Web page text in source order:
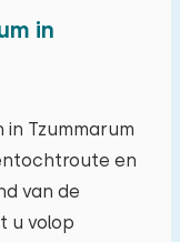
in
in Tzummarum
en
van de
u volop
za